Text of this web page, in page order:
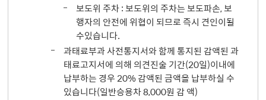
보도위 주차 : 보도위의 주차는 보도파손, 보
행자의 안전에 위협이 되므로 즉시 견인이될
수있습니다.
과태료부과 사전통지서와 함께 통지된 감액된 과
태료고지서에 의해 의견진술 기간(20일)이내에
납부하는 경우 20% 감액된 금액을 납부하실 수
있습니다(일반승용차 8,000원 감 액)